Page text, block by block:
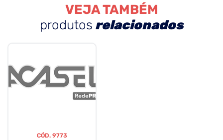
VEJA TAMBÉM
produtos relacionados
CÓD. 9773